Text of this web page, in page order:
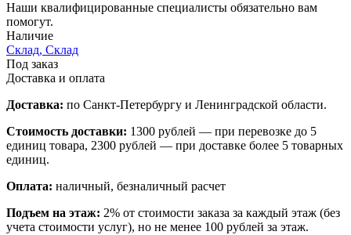
Наши квалифицированные специалисты обязательно вам
помогут.
Наличие
Склад, Склад
Под заказ
Доставка и оплата
Доставка: по Санкт-Петербургу и Ленинградской области.
Стоимость доставки: 1300 рублей — при перевозке до 5
единиц товара, 2300 рублей — при доставке более 5 товарных
единиц.
Оплата: наличный, безналичный расчет
Подъем на этаж: 2% от стоимости заказа за каждый этаж (без
учета стоимости услуг), но не менее 100 рублей за этаж.